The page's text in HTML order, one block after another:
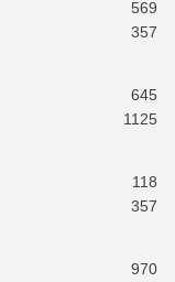
569
357
645
1125
118
357
970